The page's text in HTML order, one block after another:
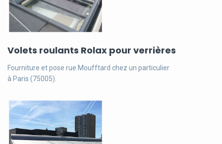
Volets roulants Rolax pour verrières
Fourniture et pose rue Moufftard chez un particulier
à Paris (75005).